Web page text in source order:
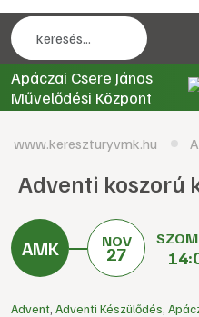
Apáczai Csere János
Művelődési Központ
www.kereszturyvmk.hu
Adventi koszorú
NOV
27
Advent Adventi Készülődés